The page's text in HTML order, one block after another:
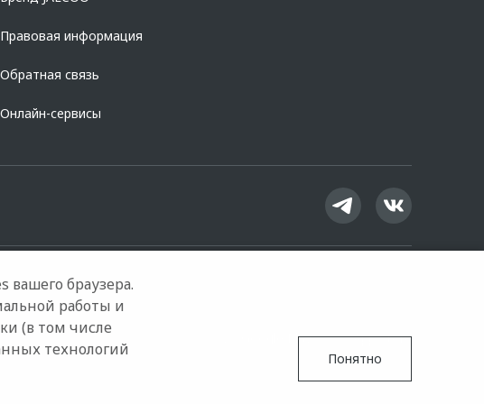
Правовая информация
Обратная связь
Онлайн-сервисы
Google Play App Store
вашего браузера.
работы и
(в том числе
технологий
Понятно